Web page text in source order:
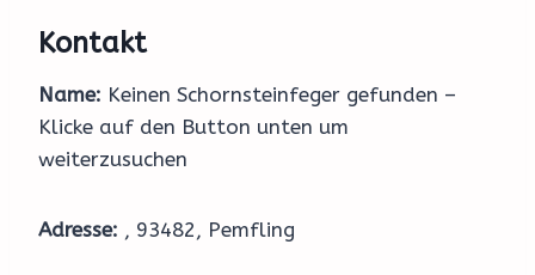
Kontakt
Name: Keinen Schornsteinfeger gefunden –
Klicke auf den Button unten um
weiterzusuchen
Adresse: , 93482, Pemfling